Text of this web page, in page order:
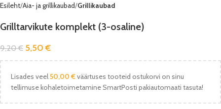
Esileht Aia- ja grillikaubad Grillikaubad
Grilltarvikute komplekt (3-osaline)
9,20€ 5,50€
Lisades veel50,00 €väärtuses tooteid ostukorvi on sinu
tellimuse kohaletoimetamine SmartPosti pakiautomaati tasuta!